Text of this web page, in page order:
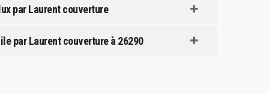
par Laurent couverture
par Laurent couverture à 26290